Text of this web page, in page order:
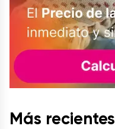
Más recientes